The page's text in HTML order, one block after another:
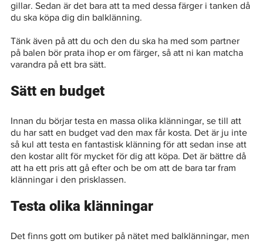
gillar. Sedan är det bara att ta med dessa färger i tanken då
du ska köpa dig din balklänning.
Tänk även på att du och den du ska ha med som partner
på balen bör prata ihop er om färger, så att ni kan matcha
varandra på ett bra sätt.
Sätt en budget
Innan du börjar testa en massa olika klänningar, se till att
du har satt en budget vad den max får kosta. Det är ju inte
så kul att testa en fantastisk klänning för att sedan inse att
den kostar allt för mycket för dig att köpa. Det är bättre då
att ha ett pris att gå efter och be om att de bara tar fram
klänningar i den prisklassen.
Testa olika klänningar
Det finns gott om butiker på nätet med balklänningar, men